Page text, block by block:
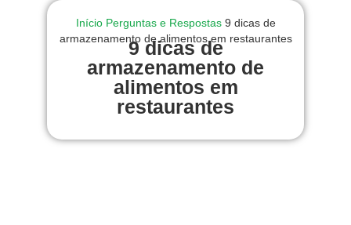
Início Perguntas e Respostas 9 dicas de
armazenamento de alimentos em restaurantes
9 dicas de
armazenamento de
alimentos em
restaurantes